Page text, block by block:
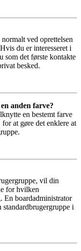
ved oprettelsen
du er interesseret i
som det første kontakte
besked.
anden farve?
en bestemt farve
at gøre det enklere at
vil din
for hvilken
En boardadministrator
i